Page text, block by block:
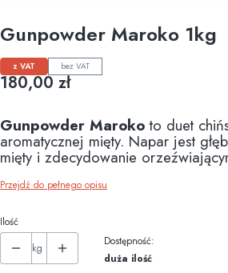
Gunpowder Maroko 1kg
z VAT bez VAT
Cena
180,00 zł
Gunpowder Marokoto duet
aromatycznej mięty. Napar jest
mięty i zdecydowanie
Przejdź do pełnego opisu
Ilość
kg
Dostępność:
duża ilość